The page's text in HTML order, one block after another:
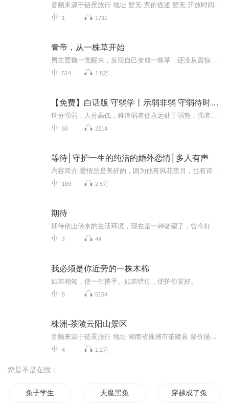
1 1791
青帝，从一株草开始
514 1.8万
【免费】白话版 守弱学丨示弱非弱 守弱待时丨职场生存 处世之道
50 2214
等待│守护一生的纯洁的婚外恋情│多人有声
169 2.5万
期待
2 44
我必须是你近旁的一株木棉
如若相知，便一生携手。如若错过，便护你安好。
5 5154
株洲-茶陵云阳山景区
4 1.2万
您是不是在找：
兔子学生 天魔黑兔 穿越成了兔子